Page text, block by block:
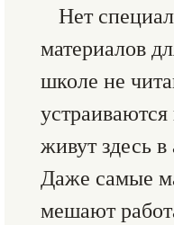
Нет
материалов
школе не
живут здесь
Даже самые
мешают